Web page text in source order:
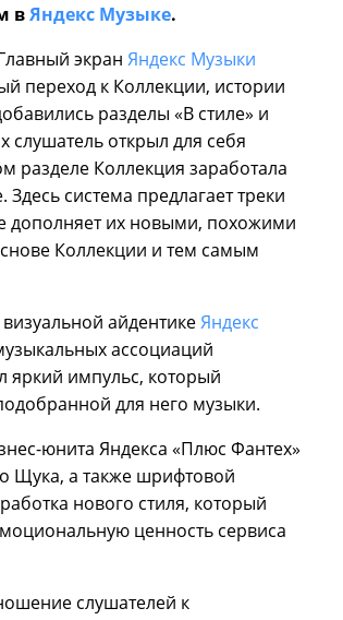
вЯндекс Музыке.
экран Яндекс Музыки
переход к Коллекции, истории
разделы «‌‎В стиле» и
слушатель открыл для себя
разделе Коллекция заработала
система предлагает треки
дополняет их новыми, похожими
Коллекции и тем самым
айдентикеЯндекс
ассоциаций
яркий импульс, который
для него музыки.
юнита Яндекса «Плюс Фантех»
Щука, а также шрифтовой
нового стиля, который
ценность сервиса
слушателей к